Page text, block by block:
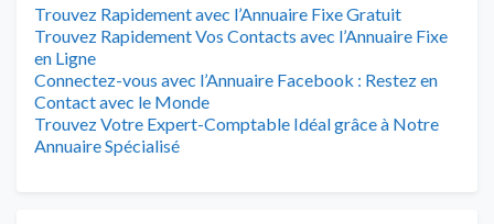
Trouvez Rapidement avec l’Annuaire Fixe Gratuit
Trouvez Rapidement Vos Contacts avec l’Annuaire Fixe
en Ligne
Connectez-vous avec l’Annuaire Facebook : Restez en
Contact avec le Monde
Trouvez Votre Expert-Comptable Idéal grâce à Notre
Annuaire Spécialisé